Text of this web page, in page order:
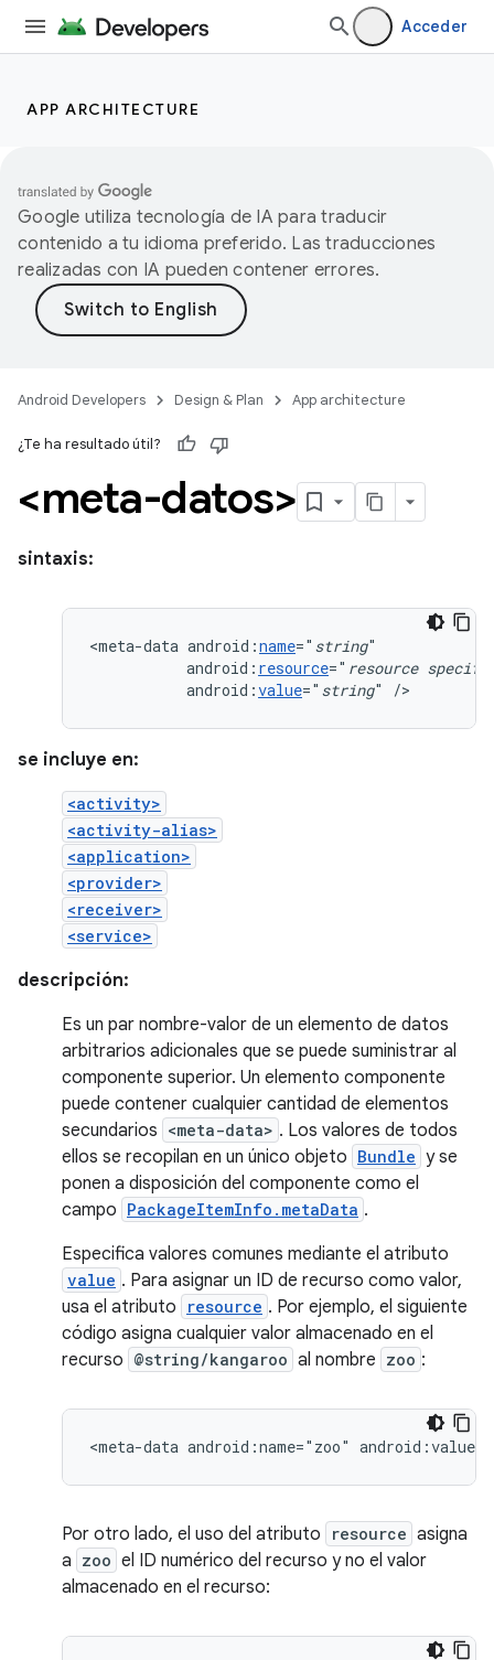
Acceder
APP ARCHITECTURE
Google utiliza tecnología de IA para traducir
contenido a tu idioma preferido. Las traducciones
realizadas con IA pueden contener errores.
Android Developers Design & Plan App architecture
¿Te ha resultado útil?
<meta-datos>
sintaxis:
<meta-data android:name=" string
android: resource=" resource
android:value=" string" />
se incluye en:
<activity>
<activity-alias>
<application>
<provider>
<receiver>
<service>
descripción:
Es un par nombre-valor de un elemento de datos
arbitrarios adicionales que se puede suministrar al
componente superior. Un elemento componente
puede contener cualquier cantidad de elementos
secundarios <meta-data> . Los valores de todos
ellos se recopilan en un único objeto Bundle y se
ponen a disposición del componente como el
campo PackageItemInfo.metaData .
Especifica valores comunes mediante el atributo
value . Para asignar un ID de recurso como valor,
usa el atributo
resource . Por ejemplo, el siguiente
código asigna cualquier valor almacenado en el
recurso @string/kangaroo al nombre zoo :
<meta-data android:name="zoo"
Por otro lado, el uso del atributo resource asigna
a zoo el ID numérico del recurso y no el valor
almacenado en el recurso: